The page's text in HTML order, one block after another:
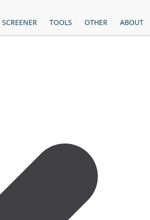
SCREENER TOOLS OTHER ABOUT